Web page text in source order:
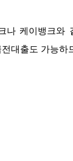
나 케이뱅크와
대출도 가능하